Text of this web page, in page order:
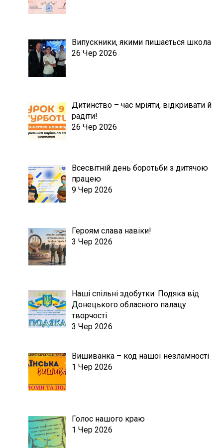
Випускники, якими пишається школа
26 Чер 2026
Дитинство – час мріяти, відкривати й
радіти!
26 Чер 2026
Всесвітній день боротьби з дитячою
працею
9 Чер 2026
Героям слава навіки!
3 Чер 2026
Наші спільні здобутки: Подяка від
Донецького обласного палацу
творчості
3 Чер 2026
Вишиванка – код нашої незламності
1 Чер 2026
Голос нашого краю
1 Чер 2026